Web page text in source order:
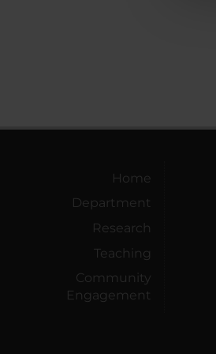
Home
Department
Research
Teaching
Community
Engagement